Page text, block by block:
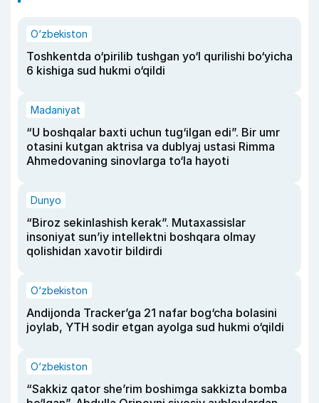
O‘zbekiston
Toshkentda o‘pirilib tushgan yo‘l qurilishi bo‘yicha
6 kishiga sud hukmi o‘qildi
Madaniyat
“U boshqalar baxti uchun tug‘ilgan edi”. Bir umr
otasini kutgan aktrisa va dublyaj ustasi Rimma
Ahmedovaning sinovlarga to‘la hayoti
Dunyo
“Biroz sekinlashish kerak”. Mutaxassislar
insoniyat sun’iy intellektni boshqara olmay
qolishidan xavotir bildirdi
O‘zbekiston
Andijonda Tracker’ga 21 nafar bog‘cha bolasini
joylab, YTH sodir etgan ayolga sud hukmi o‘qildi
O‘zbekiston
“Sakkiz qator she’rim boshimga sakkizta bomba